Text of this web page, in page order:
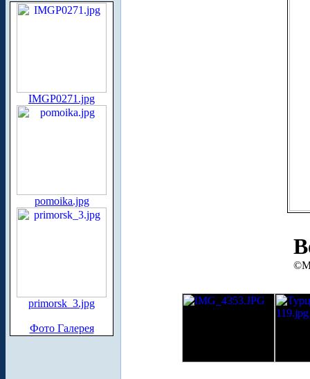
IMGP0271.jpg
pomoika.jpg
primorsk_3.jpg
Фото Галерея